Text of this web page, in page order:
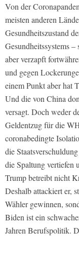
Von der
meisten anderen
Gesundheitszustand
Gesundheitssystems
aber verzapft
und gegen
einem Punkt aber hat
Und die von China
versagt. Doch weder
Geldentzug für die
coronabedingte
die
die Spaltung vertiefen
Trump betreibt nicht
Deshalb attackiert er,
Wähler gewinnen,
Biden ist ein
Jahren Berufspolitik.